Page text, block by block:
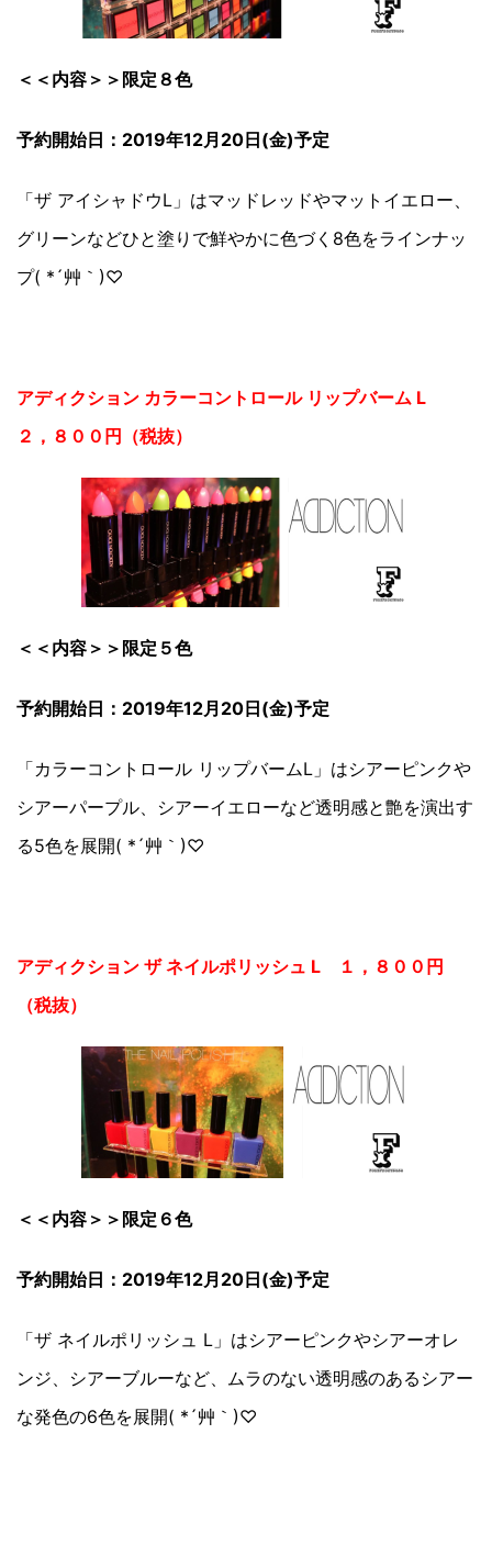
＜＜内容＞＞限定８色
予約開始日：2019年12月20日(金)予定
「ザ アイシャドウL」はマッドレッドやマットイエロー、
グリーンなどひと塗りで鮮やかに色づく8色をラインナッ
プ( *´艸｀)♡
アディクション カラーコントロール リップバーム L
２，８００円（税抜）
＜＜内容＞＞限定５色
予約開始日：2019年12月20日(金)予定
「カラーコントロール リップバームL」はシアーピンクや
シアーパープル、シアーイエローなど透明感と艶を演出す
る5色を展開( *´艸｀)♡
アディクション ザ ネイルポリッシュ L １，８００円
（税抜）
＜＜内容＞＞限定６色
予約開始日：2019年12月20日(金)予定
「ザ ネイルポリッシュ L」はシアーピンクやシアーオレ
ンジ、シアーブルーなど、ムラのない透明感のあるシアー
な発色の6色を展開( *´艸｀)♡